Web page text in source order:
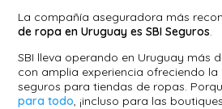
La compañía aseguradora más
de ropa en Uruguay es SBI Seguros.
SBI lleva operando en Uruguay más
con amplia experiencia ofreciendo
seguros para tiendas de ropas.
para todo, ¡incluso para las